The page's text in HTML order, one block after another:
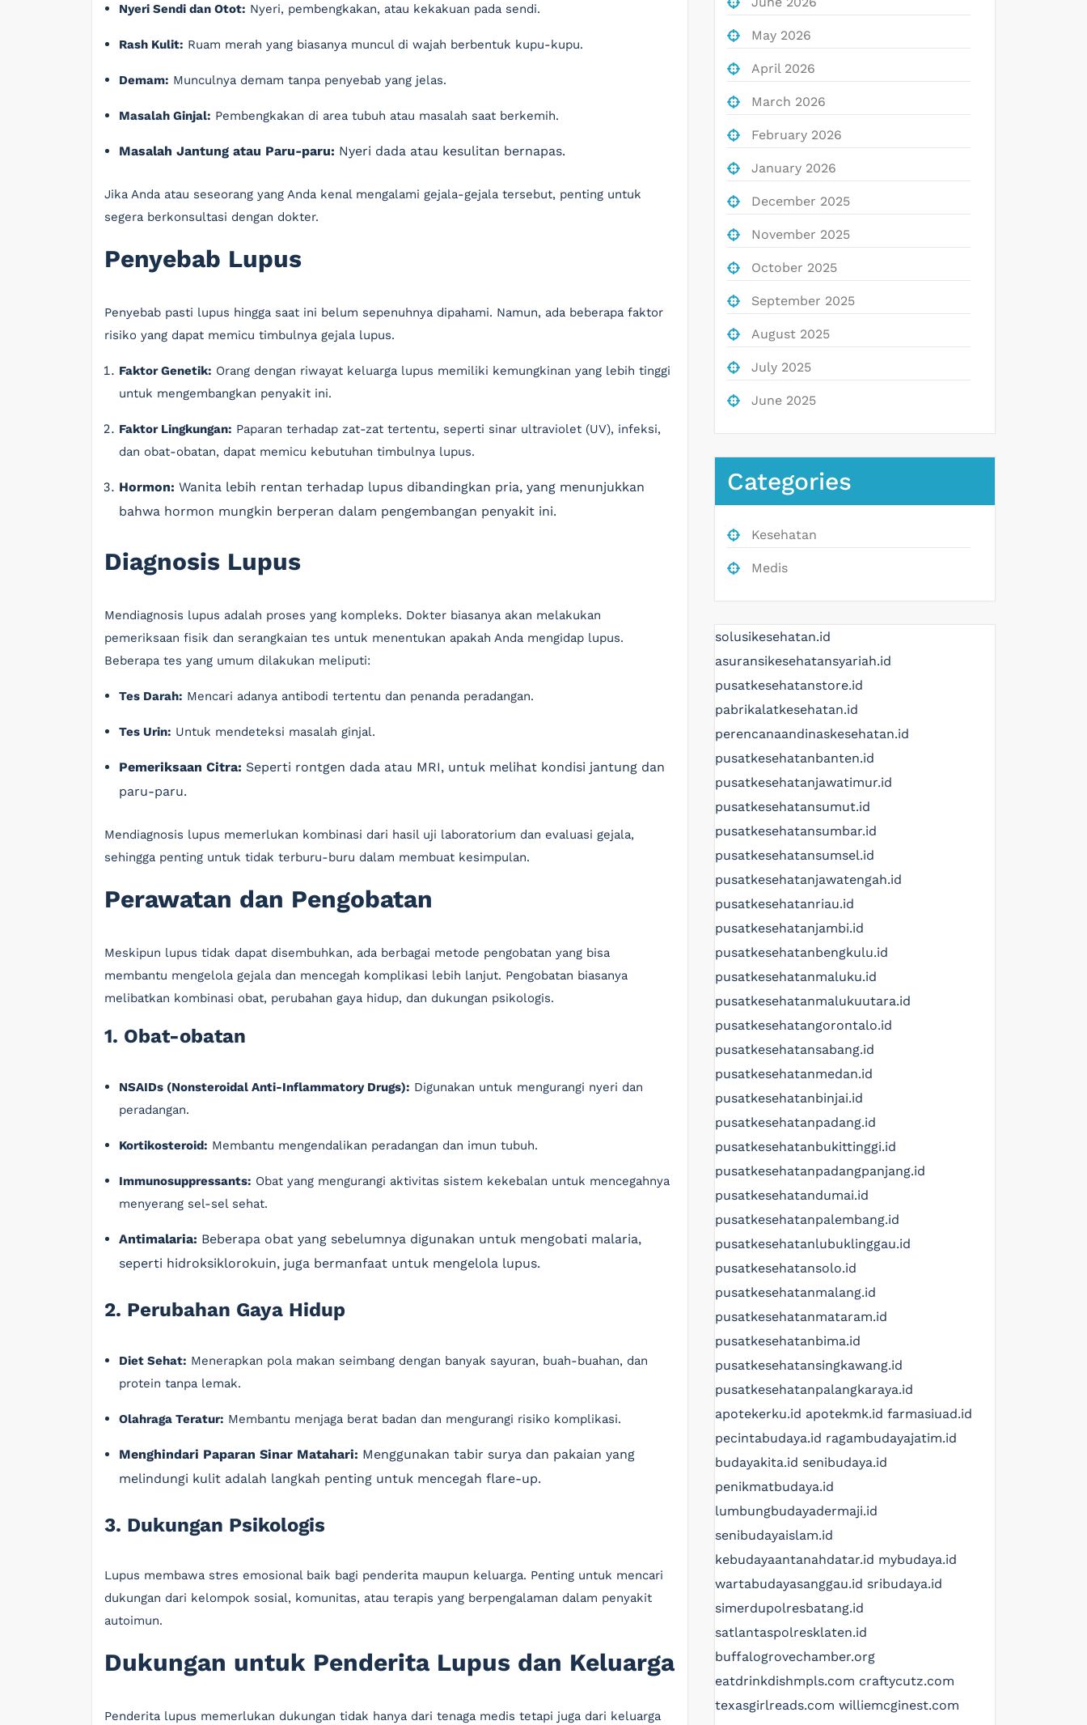
Nyeri Sendi dan Otot: Nyeri, pembengkakan, atau kekakuan pada sendi.
Rash Kulit: Ruam merah yang biasanya muncul di wajah berbentuk kupu-kupu.
Demam: Munculnya demam tanpa penyebab yang jelas.
Masalah Ginjal: Pembengkakan di area tubuh atau masalah saat berkemih.
Masalah Jantung atau Paru-paru: Nyeri dada atau kesulitan bernapas.
Jika Anda atau seseorang yang Anda kenal mengalami gejala-gejala tersebut, penting untuk
segera berkonsultasi dengan dokter.
Penyebab Lupus
Penyebab pasti lupus hingga saat ini belum sepenuhnya dipahami. Namun, ada beberapa faktor
risiko yang dapat memicu timbulnya gejala lupus.
Faktor Genetik: Orang dengan riwayat keluarga lupus memiliki kemungkinan yang lebih tinggi
untuk mengembangkan penyakit ini.
Faktor Lingkungan: Paparan terhadap zat-zat tertentu, seperti sinar ultraviolet (UV), infeksi,
dan obat-obatan, dapat memicu kebutuhan timbulnya lupus.
Hormon: Wanita lebih rentan terhadap lupus dibandingkan pria, yang menunjukkan
bahwa hormon mungkin berperan dalam pengembangan penyakit ini.
Diagnosis Lupus
Mendiagnosis lupus adalah proses yang kompleks. Dokter biasanya akan melakukan
pemeriksaan fisik dan serangkaian tes untuk menentukan apakah Anda mengidap lupus.
Beberapa tes yang umum dilakukan meliputi:
Tes Darah: Mencari adanya antibodi tertentu dan penanda peradangan.
Tes Urin: Untuk mendeteksi masalah ginjal.
Pemeriksaan Citra: Seperti rontgen dada atau MRI, untuk melihat kondisi jantung dan
paru-paru.
Mendiagnosis lupus memerlukan kombinasi dari hasil uji laboratorium dan evaluasi gejala,
sehingga penting untuk tidak terburu-buru dalam membuat kesimpulan.
Perawatan dan Pengobatan
Meskipun lupus tidak dapat disembuhkan, ada berbagai metode pengobatan yang bisa
membantu mengelola gejala dan mencegah komplikasi lebih lanjut. Pengobatan biasanya
melibatkan kombinasi obat, perubahan gaya hidup, dan dukungan psikologis.
1. Obat-obatan
NSAIDs (Nonsteroidal Anti-Inflammatory Drugs): Digunakan untuk mengurangi nyeri dan
peradangan.
Kortikosteroid: Membantu mengendalikan peradangan dan imun tubuh.
Immunosuppressants: Obat yang mengurangi aktivitas sistem kekebalan untuk mencegahnya
menyerang sel-sel sehat.
Antimalaria: Beberapa obat yang sebelumnya digunakan untuk mengobati malaria,
seperti hidroksiklorokuin, juga bermanfaat untuk mengelola lupus.
2. Perubahan Gaya Hidup
Diet Sehat: Menerapkan pola makan seimbang dengan banyak sayuran, buah-buahan, dan
protein tanpa lemak.
Olahraga Teratur: Membantu menjaga berat badan dan mengurangi risiko komplikasi.
Menghindari Paparan Sinar Matahari: Menggunakan tabir surya dan pakaian yang
melindungi kulit adalah langkah penting untuk mencegah flare-up.
3. Dukungan Psikologis
Lupus membawa stres emosional baik bagi penderita maupun keluarga. Penting untuk mencari
dukungan dari kelompok sosial, komunitas, atau terapis yang berpengalaman dalam penyakit
autoimun.
Dukungan untuk Penderita Lupus dan Keluarga
Penderita lupus memerlukan dukungan tidak hanya dari tenaga medis tetapi juga dari keluarga
May 2026
April 2026
March 2026
February 2026
January 2026
December 2025
November 2025
October 2025
September 2025
August 2025
July 2025
June 2025
Categories
Kesehatan
Medis
solusikesehatan.id
asuransikesehatansyariah.id
pusatkesehatanstore.id
pabrikalatkesehatan.id
perencanaandinaskesehatan.id
pusatkesehatanbanten.id
pusatkesehatanjawatimur.id
pusatkesehatansumut.id
pusatkesehatansumbar.id
pusatkesehatansumsel.id
pusatkesehatanjawatengah.id
pusatkesehatanriau.id
pusatkesehatanjambi.id
pusatkesehatanbengkulu.id
pusatkesehatanmaluku.id
pusatkesehatanmalukuutara.id
pusatkesehatangorontalo.id
pusatkesehatansabang.id
pusatkesehatanmedan.id
pusatkesehatanbinjai.id
pusatkesehatanpadang.id
pusatkesehatanbukittinggi.id
pusatkesehatanpadangpanjang.id
pusatkesehatandumai.id
pusatkesehatanpalembang.id
pusatkesehatanlubuklinggau.id
pusatkesehatansolo.id
pusatkesehatanmalang.id
pusatkesehatanmataram.id
pusatkesehatanbima.id
pusatkesehatansingkawang.id
pusatkesehatanpalangkaraya.id
apotekerku.id apotekmk.id farmasiuad.id
pecintabudaya.id ragambudayajatim.id
budayakita.id senibudaya.id
penikmatbudaya.id
lumbungbudayadermaji.id
senibudayaislam.id
kebudayaantanahdatar.id mybudaya.id
wartabudayasanggau.id sribudaya.id
simerdupolresbatang.id
satlantaspolresklaten.id
buffalogrovechamber.org
eatdrinkdishmpls.com craftycutz.com
texasgirlreads.com williemcginest.com